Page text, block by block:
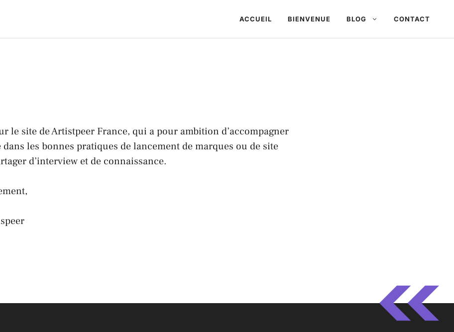
ACCUEIL BIENVENUE BLOG CONTACT
le site de Artistpeer France, qui a pour ambition d’accompagner
les bonnes pratiques de lancement de marques ou de site
d’interview et de connaissance.